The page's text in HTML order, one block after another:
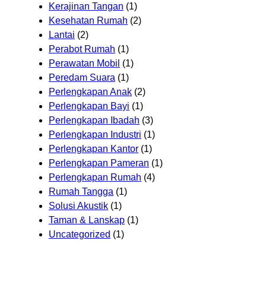
Kerajinan Tangan (1)
Kesehatan Rumah (2)
Lantai (2)
Perabot Rumah (1)
Perawatan Mobil (1)
Peredam Suara (1)
Perlengkapan Anak (2)
Perlengkapan Bayi (1)
Perlengkapan Ibadah (3)
Perlengkapan Industri (1)
Perlengkapan Kantor (1)
Perlengkapan Pameran (1)
Perlengkapan Rumah (4)
Rumah Tangga (1)
Solusi Akustik (1)
Taman & Lanskap (1)
Uncategorized (1)